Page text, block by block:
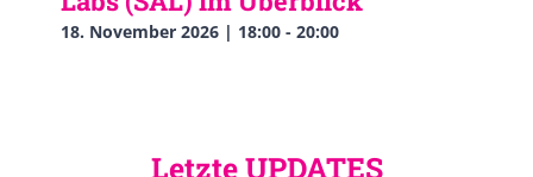
18. November 2026 | 18:00 - 20:00
Letzte UPDATES